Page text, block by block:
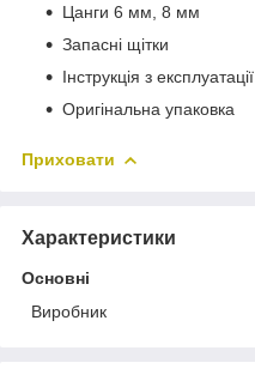
Цанги 6 мм, 8 мм
Запасні щітки
Інструкція з експлуатації
Оригінальна упаковка
Приховати
Характеристики
Основні
Виробник